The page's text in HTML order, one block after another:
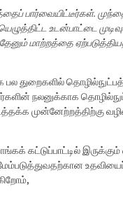
பார்வையிட்டீர்கள்.
உடன்பாட்டை
மாற்றத்தை
பல துறைகளில்
நலனுக்காக
முன்னேற்றத்திற்கு
கட்டுப்பாட்டில்
உதவியைப்